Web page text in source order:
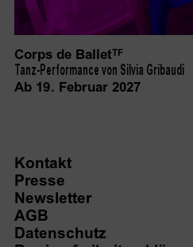
Corps de BalletTF
Tanz-Performance von Silvia Gribaudi
Ab 19. Februar 2027
Kontakt
Presse
Newsletter
AGB
Datenschutz